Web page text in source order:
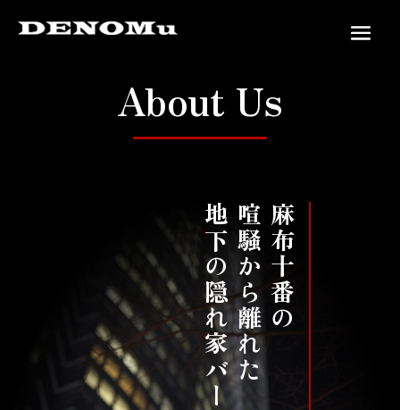
About Us
麻布十番の
喧騒から離れた
地下の隠れ家バー